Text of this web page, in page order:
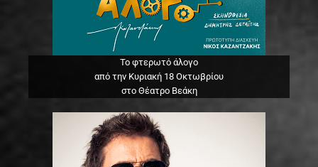
Το φτερωτό άλογο
από την Κυριακή 18 Οκτωβρίου
στο Θέατρο Βεάκη